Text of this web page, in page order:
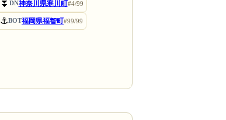
⏬ DN神奈川県寒川町#4/99
⚓BOT福岡県福智町#99/99